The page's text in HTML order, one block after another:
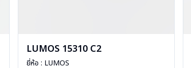
LUMOS 15310 C2
ยี่ห้อ : LUMOS